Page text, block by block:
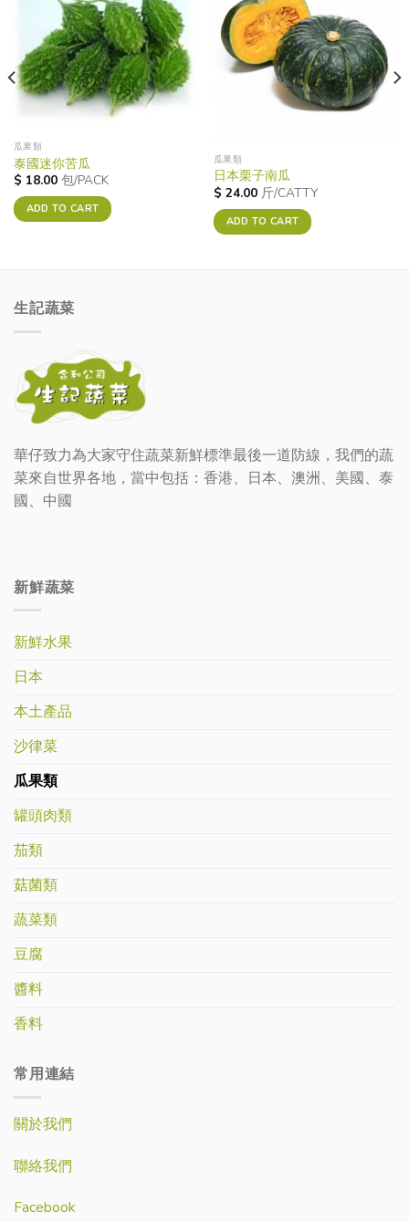
Add to
wishlist
瓜果類
泰國迷你苦瓜
$ 18.00 包/PACK
ADD TO CART
wishlist
瓜果類
日本栗子南瓜
$ 24.00 斤/CATTY
ADD TO CART
生記蔬菜
華仔致力為大家守住蔬菜新鮮標準最後一道防線，我們的蔬
菜來自世界各地，當中包括：香港、日本、澳洲、美國、泰
國、中國
新鮮蔬菜
新鮮水果
日本
本土產品
沙律菜
瓜果類
罐頭肉類
茄類
菇菌類
蔬菜類
豆腐
醬料
香料
常用連結
關於我們
聯絡我們
Facebook